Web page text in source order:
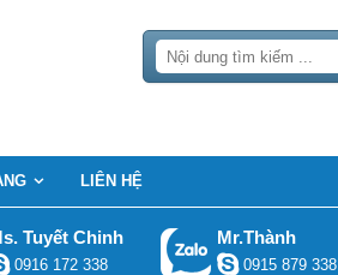
LIÊN HỆ
Tuyết Chinh
0916 172 338
Mr.Thành
0915 879 338